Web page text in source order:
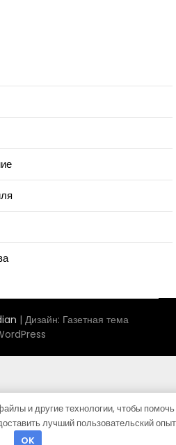
| Дизайн: Газетная тема
и другие технологии, чтобы помочь
лучший пользовательский
OK